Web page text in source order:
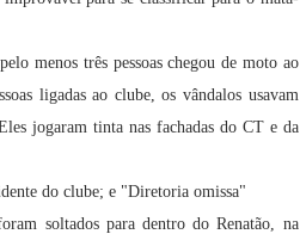
menos três pessoas chegou de moto ao
ligadas ao clube, os vândalos usavam
jogaram tinta nas fachadas do CT e da
do clube; e "Diretoria omissa"
soltados para dentro do Renatão, na